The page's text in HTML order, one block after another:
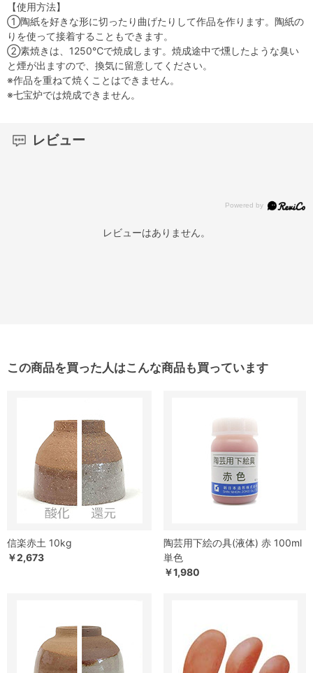
【使用方法】
①陶紙を好きな形に切ったり曲げたりして作品を作ります。陶紙の
りを使って接着することもできます。
②素焼きは、1250℃で焼成します。焼成途中で燻したような臭い
と煙が出ますので、換気に留意してください。
※作品を重ねて焼くことはできません。
※七宝炉では焼成できません。
レビュー
レビューはありません。
この商品を買った人はこんな商品も買っています
信楽赤土 10kg
￥2,673
陶芸用下絵の具(液体) 赤 100ml
単色
￥1,980